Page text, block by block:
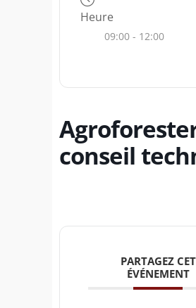
Heure
09:00 - 12:00
conseil
PARTAGEZ CET
ÉVÉNEMENT